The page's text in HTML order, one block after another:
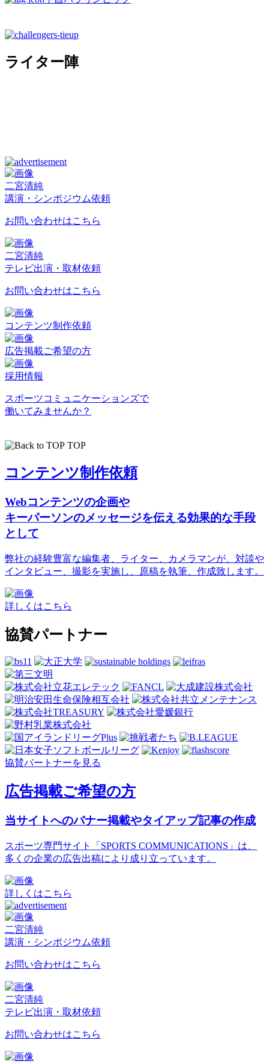
ライター陣
二宮清純
講演・シンポジウム依頼
お問い合わせはこちら
二宮清純
テレビ出演・取材依頼
お問い合わせはこちら
コンテンツ制作依頼
広告掲載ご希望の方
採用情報
スポーツコミュニケーションズで
働いてみませんか？
TOP
コンテンツ制作依頼
Webコンテンツの企画や
キーパーソンのメッセージを伝える効果的な手段
として
弊社の経験豊富な編集者、ライター、カメラマンが、対談や
インタビュー、撮影を実施し、原稿を執筆、作成致します。
詳しくはこちら
協賛パートナー
協賛パートナーを見る
広告掲載ご希望の方
当サイトへのバナー掲載やタイアップ記事の作成
スポーツ専門サイト「SPORTS COMMUNICATIONS」は、
多くの企業の広告出稿により成り立っています。
詳しくはこちら
二宮清純
講演・シンポジウム依頼
お問い合わせはこちら
二宮清純
テレビ出演・取材依頼
お問い合わせはこちら